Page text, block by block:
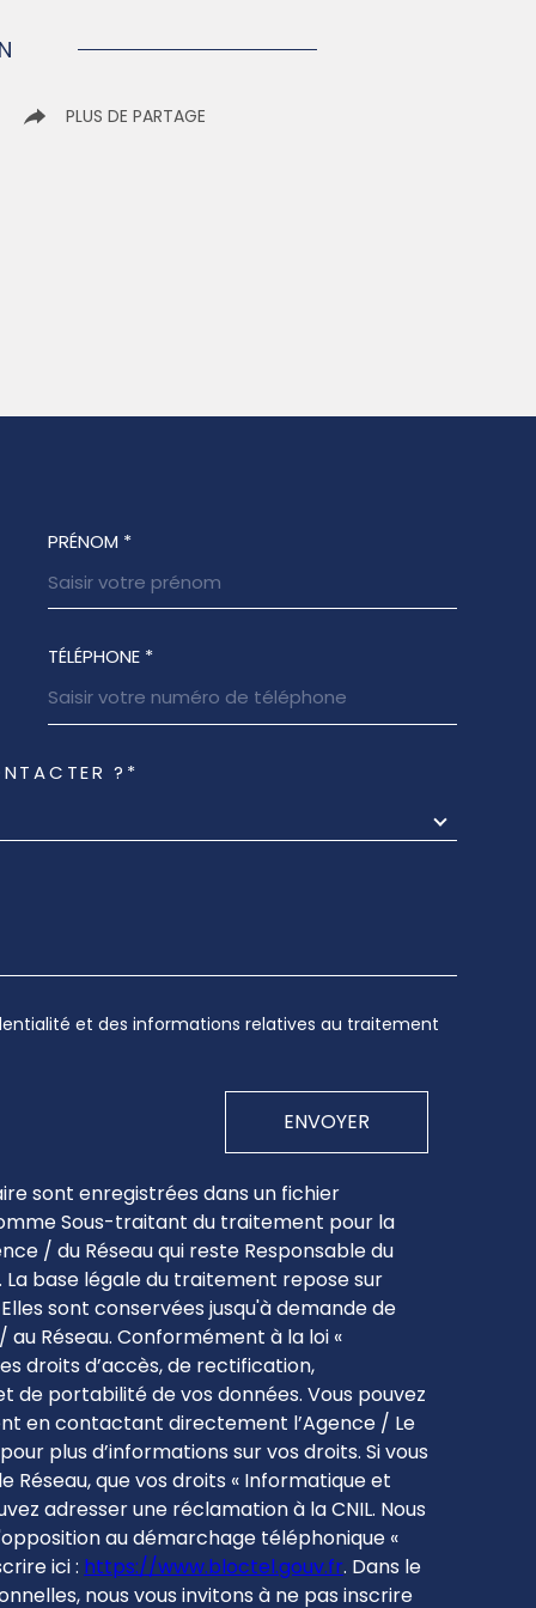
PLUS DE PARTAGE
PRÉNOM *
TÉLÉPHONE *
?*
et des informations relatives au traitement
ENVOYER
sont enregistrées dans un fichier
Sous-traitant du traitement pour la
/ du Réseau qui reste Responsable du
base légale du traitement repose sur
sont conservées jusqu'à demande de
Réseau. Conformément à la loi «
droits d’accès, de rectification,
de portabilité de vos données. Vous pouvez
en contactant directement l’Agence / Le
plus d’informations sur vos droits. Si vous
que vos droits « Informatique et
adresser une réclamation à la CNIL. Nous
au démarchage téléphonique «
ici : https://www.bloctel.gouv.fr. Dans le
nous vous invitons à ne pas inscrire